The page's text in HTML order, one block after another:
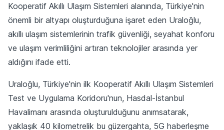
Kooperatif Akıllı Ulaşım Sistemleri alanında, Türkiye'nin
önemli bir altyapı oluşturduğuna işaret eden Uraloğlu,
akıllı ulaşım sistemlerinin trafik güvenliği, seyahat konforu
ve ulaşım verimliliğini artıran teknolojiler arasında yer
aldığını ifade etti.
Uraloğlu, Türkiye'nin ilk Kooperatif Akıllı Ulaşım Sistemleri
Test ve Uygulama Koridoru'nun, Hasdal-İstanbul
Havalimanı arasında oluşturulduğunu anımsatarak,
yaklaşık 40 kilometrelik bu güzergahta, 5G haberleşme